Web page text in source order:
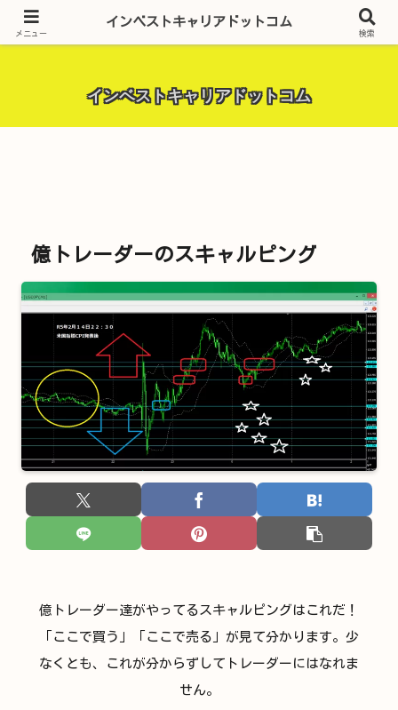
昨今話題の投資全般・金融関連全般・ＦＸトレード全般・生活に役立つ情報・
インベストキャリアドットコム
億トレーダーのスキャルピング
億トレーダー達がやってるスキャルピングはこれだ！
「ここで買う」「ここで売る」が見て分かります。少
なくとも、これが分からずしてトレーダーにはなれま
せん。
メニュー
インベストキャリアドットコム
検索